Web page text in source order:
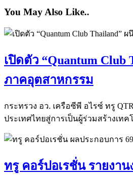
You May Also Like..
เปิดตัว “Quantum
ภาคอุตสาหกรรม
กระทรวง อว. เครือซีพี อไรซ์ ทรู
ประเทศไทยสู่การเป็นผู้ร่วมสร้างเท
ทรู คอร์ปอเรชั่น รายงา